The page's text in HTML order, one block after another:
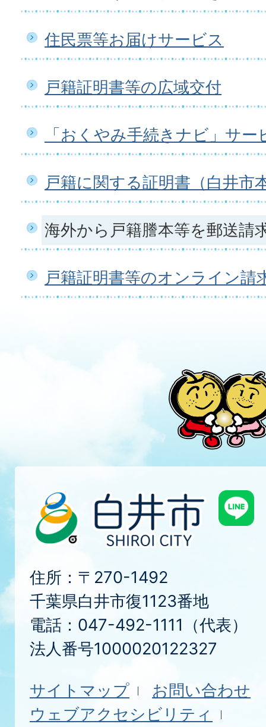
住民票等お届けサービス
戸籍証明書等の広域交付
「おくやみ手続きナビ」サ
戸籍に関する証明書（白井市
海外から戸籍謄本等を郵送請
戸籍証明書等のオンライン請
住所：〒270-1492
千葉県白井市復1123番地
電話：047-492-1111（代表）
法人番号1000020122327
サイトマップ
お問い合わせ
ウェブアクセシビリティ